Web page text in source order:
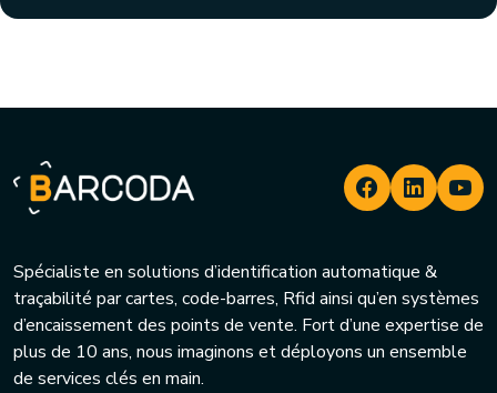
Spécialiste en solutions d’identification automatique &
traçabilité par cartes, code-barres, Rfid ainsi qu’en systèmes
d’encaissement des points de vente. Fort d’une expertise de
plus de 10 ans, nous imaginons et déployons un ensemble
de services clés en main.